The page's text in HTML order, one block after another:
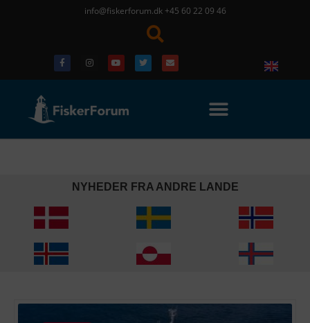
info@fiskerforum.dk +45 60 22 09 46
NYHEDER FRA ANDRE LANDE